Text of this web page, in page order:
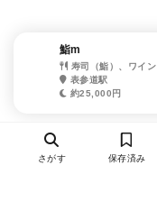
鮨m
寿司（鮨）、ワイン
表参道駅
約25,000円
さがす 保存済み